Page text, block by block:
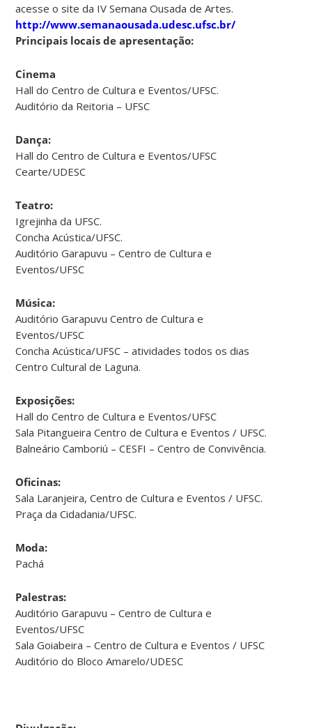
acesse o site da IV Semana Ousada de Artes.
http://www.semanaousada.udesc.ufsc.br/
Principais locais de apresentação:
Cinema
Hall do Centro de Cultura e Eventos/UFSC.
Auditório da Reitoria – UFSC
Dança:
Hall do Centro de Cultura e Eventos/UFSC
Cearte/UDESC
Teatro:
Igrejinha da UFSC.
Concha Acústica/UFSC.
Auditório Garapuvu – Centro de Cultura e
Eventos/UFSC
Música:
Auditório Garapuvu Centro de Cultura e
Eventos/UFSC
Concha Acústica/UFSC – atividades todos os dias
Centro Cultural de Laguna.
Exposições:
Hall do Centro de Cultura e Eventos/UFSC
Sala Pitangueira Centro de Cultura e Eventos / UFSC.
Balneário Camboriú – CESFI – Centro de Convivência.
Oficinas:
Sala Laranjeira, Centro de Cultura e Eventos / UFSC.
Praça da Cidadania/UFSC.
Moda:
Pachá
Palestras:
Auditório Garapuvu – Centro de Cultura e
Eventos/UFSC
Sala Goiabeira – Centro de Cultura e Eventos / UFSC
Auditório do Bloco Amarelo/UDESC